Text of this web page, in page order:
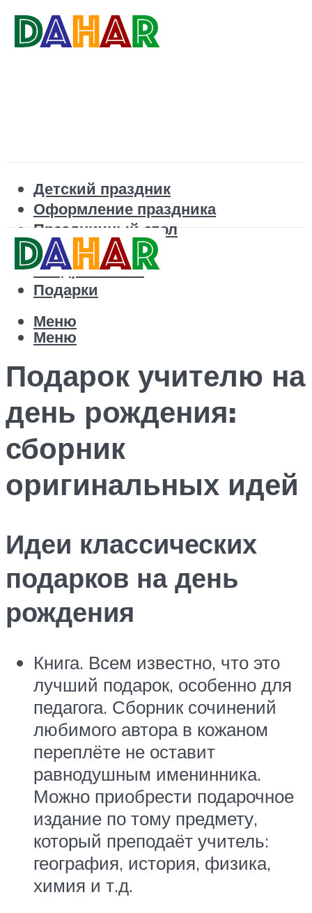
Детский праздник
Оформление праздника
Праздничный стол
Корпоратив
Поздравления
Подарки
Меню
Меню
Подарок учителю на
день рождения:
сборник
оригинальных идей
Идеи классических
подарков на день
рождения
Книга. Всем известно, что это
лучший подарок, особенно для
педагога. Сборник сочинений
любимого автора в кожаном
переплёте не оставит
равнодушным именинника.
Можно приобрести подарочное
издание по тому предмету,
который преподаёт учитель:
география, история, физика,
химия и т.д.